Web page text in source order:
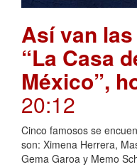
Así van
“La Casa
México”,
20:12
Cinco famosos se
son: Ximena Herrera,
Gema Garoa y Memo